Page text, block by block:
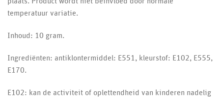
temperatuur variatie.
Inhoud: 10 gram.
Ingrediënten: antiklontermiddel: E551, kleurstof: E102, E555,
E170.
E102: kan de activiteit of oplettendheid van kinderen nadelig